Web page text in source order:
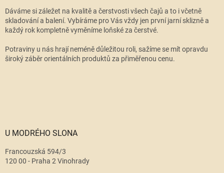
Dáváme si záležet na kvalitě a čerstvosti všech čajů a to i včetně
skladování a balení. Vybíráme pro Vás vždy jen první jarní sklizně a
každý rok kompletně vyměníme loňské za čerstvé.
Potraviny u nás hrají neméně důležitou roli, sažíme se mít opravdu
široký záběr orientálních produktů za přiměřenou cenu.
U MODRÉHO SLONA
Francouzská 594/3
120 00 - Praha 2 Vinohrady